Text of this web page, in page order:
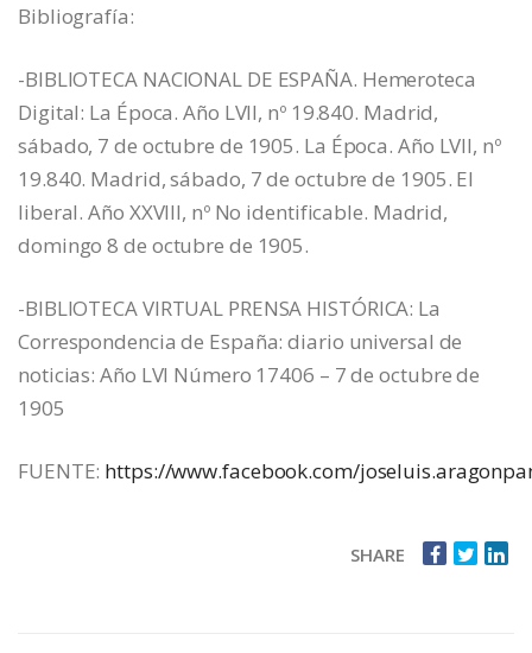
Bibliografía:
-BIBLIOTECA NACIONAL DE ESPAÑA. Hemeroteca
Digital: La Época. Año LVII, nº 19.840. Madrid,
sábado, 7 de octubre de 1905. La Época. Año LVII, nº
19.840. Madrid, sábado, 7 de octubre de 1905. El
liberal. Año XXVIII, nº No identificable. Madrid,
domingo 8 de octubre de 1905.
-BIBLIOTECA VIRTUAL PRENSA HISTÓRICA: La
Correspondencia de España: diario universal de
noticias: Año LVI Número 17406 – 7 de octubre de
1905
FUENTE: https://www.facebook.com/
SHARE